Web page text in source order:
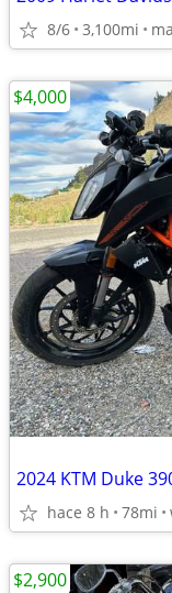
8/6 3,100mi
2024 KTM Duke
hace 8 h 78mi
$4,000
$2,900